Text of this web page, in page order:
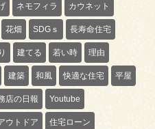
ネモフィラ カウネット
花畑 SDGｓ 長寿命住宅
建てる 若い時 理由
建築 和風 快適な住宅 平屋
店の日報 Youtube
ウトドア 住宅ローン